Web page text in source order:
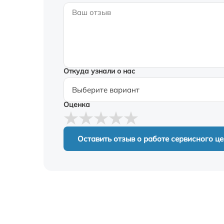
Откуда узнали о нас
Оценка
Оставить отзыв о работе сервисного